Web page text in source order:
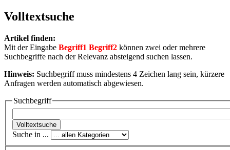
Volltextsuche
Artikel finden:
Mit der Eingabe Begriff1 Begriff2 können zwei oder mehrere
Suchbegriffe nach der Relevanz absteigend suchen lassen.
Hinweis: Suchbegriff muss mindestens 4 Zeichen lang sein, kürzere
Anfragen werden automatisch abgewiesen.
Suchbegriff
Suche in ...